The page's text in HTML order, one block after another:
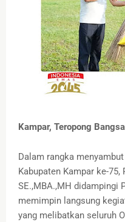
Kampar, Teropong Bangsa
Dalam rangka
Kabupaten Kampar ke-
SE.,MBA.,MH didampingi
memimpin langsung
yang melibatkan seluruh